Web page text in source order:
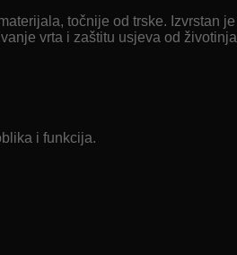
točnije od trske. Izvrstan
vrta i zaštitu usjeva od
i funkcija.